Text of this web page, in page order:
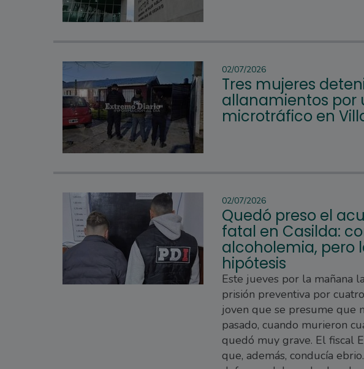
02/07/2026
Tres mujeres
allanamientos por
microtráfico en
02/07/2026
Quedó preso el
fatal en Casilda:
alcoholemia, pero
hipótesis
Este jueves por la mañana
prisión preventiva por
joven que se presume que
pasado, cuando murieron
quedó muy grave. El fiscal
que, además, conducía